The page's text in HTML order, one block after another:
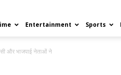
Entertainment Sports
और भाजपाई नेताओं ने